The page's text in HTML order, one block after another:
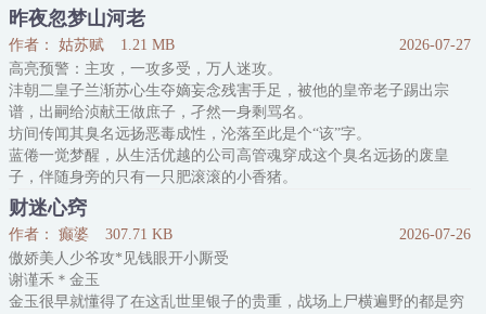
——
人设崩塌英雄攻 × 痛失躯壳魔神受
内容标签：
强强,欢喜冤家,异世大陆,西幻
昨夜忽梦山河老
作者： 姑苏赋 1.21 MB
2026-07-27
高亮预警：主攻，一攻多受，万人迷攻。
沣朝二皇子兰渐苏心生夺嫡妄念残害手足，被他的皇帝老子踢出宗
谱，出嗣给浈献王做庶子，孑然一身剩骂名。
坊间传闻其臭名远扬恶毒成性，沦落至此是个“该”字。
蓝倦一觉梦醒，从生活优越的公司高管魂穿成这个臭名远扬的废皇
子，伴随身旁的只有一只肥滚滚的小香猪。
其母妃疯死，众人言罪魁祸首为他。
为洗清罪名，蓝倦唯有翻查一桩与之关联的冤鬼案。
结果查案过程中不小心攻略了骄纵纨绔的王府世子、狠厉无情的丞
相、高贵冷艳的王爷、极力打压他的太子、心高气傲的将军、活泼跳
脱的尚书之
财迷心窍
作者： 癫婆 307.71 KB
2026-07-26
傲娇美人少爷攻*见钱眼开小厮受
谢谨禾＊金玉
金玉很早就懂得了在这乱世里银子的贵重，战场上尸横遍野的都是穷